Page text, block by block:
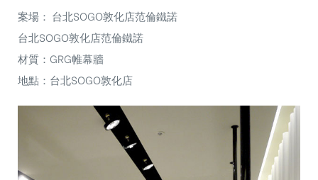
案場： 台北SOGO敦化店范倫鐵諾
台北SOGO敦化店范倫鐵諾
材質：GRG帷幕牆
地點：台北SOGO敦化店